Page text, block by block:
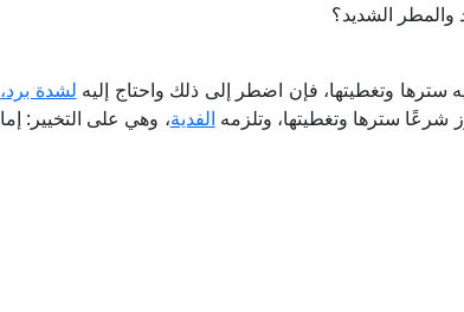
والمطر الشديد؟
سترها وتغطيتها، فإن اضطر إلى ذلك واحتاج إليه لشدة برد،
شرعًا سترها وتغطيتها، وتلزمه الفدية، وهي على التخيير: إما